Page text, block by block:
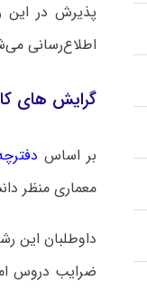
پذیرش در این
اطلاع‌رسانی
گرایش های
بر اساس
معماری منظر
داوطلبان این
ضرایب دروس